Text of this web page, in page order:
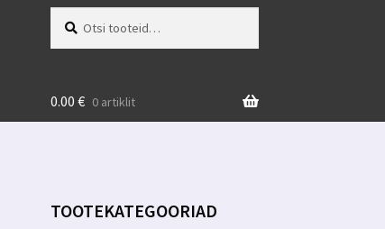
0.00 € 0 artiklit
TOOTEKATEGOORIAD